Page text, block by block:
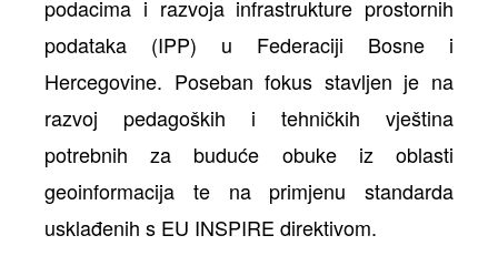
podacima i razvoja infrastrukture prostornih
podataka (IPP) u Federaciji Bosne i
Hercegovine. Poseban fokus stavljen je na
razvoj pedagoških i tehničkih vještina
potrebnih za buduće obuke iz oblasti
geoinformacija te na primjenu standarda
usklađenih s EU INSPIRE direktivom.